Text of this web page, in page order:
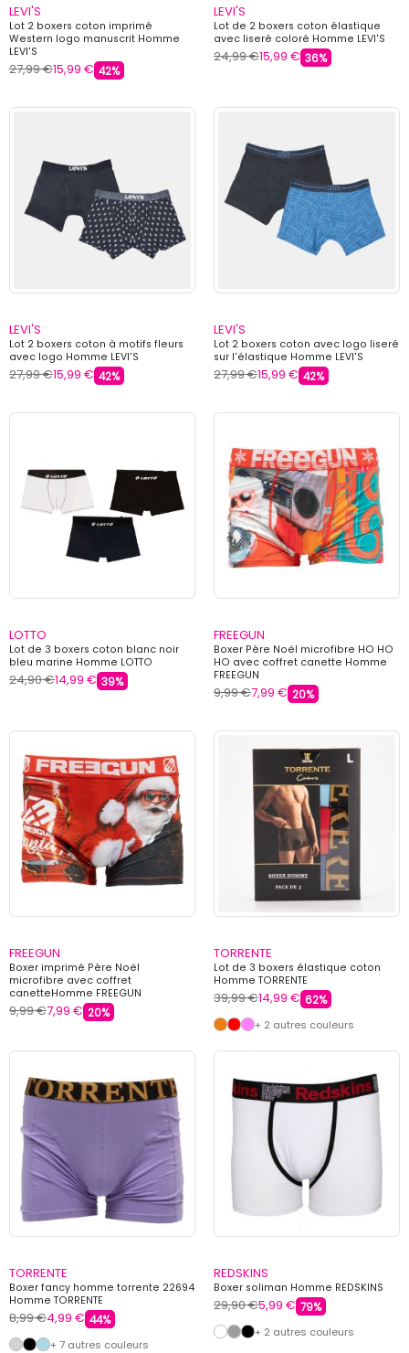
LEVI'S
Lot 2 boxers coton imprimé
Western logo manuscrit Homme
LEVI'S
27,99 €15,99 € 42%
LEVI'S
Lot de 2 boxers coton élastique
avec liseré coloré Homme LEVI'S
24,99 €15,99 € 36%
LEVI'S
Lot 2 boxers coton à motifs fleurs
avec logo Homme LEVI'S
27,99 €15,99 € 42%
LEVI'S
Lot 2 boxers coton avec logo liseré
sur l'élastique Homme LEVI'S
27,99 €15,99 € 42%
LOTTO
Lot de 3 boxers coton blanc noir
bleu marine Homme LOTTO
24,90 €14,99 € 39%
FREEGUN
Boxer Père Noël microfibre HO HO
HO avec coffret canette Homme
FREEGUN
9,99 €7,99 € 20%
FREEGUN
Boxer imprimé Père Noël
microfibre avec coffret
canetteHomme FREEGUN
9,99 €7,99 € 20%
TORRENTE
Lot de 3 boxers élastique coton
Homme TORRENTE
39,99 €14,99 € 62%
+ 2 autres couleurs
TORRENTE
Boxer fancy homme torrente 22694
Homme TORRENTE
8,99 €4,99 € 44%
+ 7 autres couleurs
REDSKINS
Boxer soliman Homme REDSKINS
29,90 €5,99 € 79%
+ 2 autres couleurs